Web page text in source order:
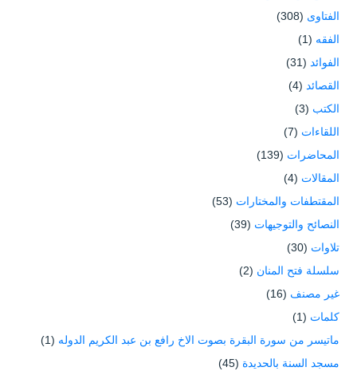
الفتاوى (308)
الفقه (1)
الفوائد (31)
القصائد (4)
الكتب (3)
اللقاءات (7)
المحاضرات (139)
المقالات (4)
المقتطفات والمختارات (53)
النصائح والتوجيهات (39)
تلاوات (30)
سلسلة فتح المنان (2)
غير مصنف (16)
كلمات (1)
ماتيسر من سورة البقرة بصوت الاخ رافع بن عبد الكريم الدوله (1)
مسجد السنة بالحديدة (45)